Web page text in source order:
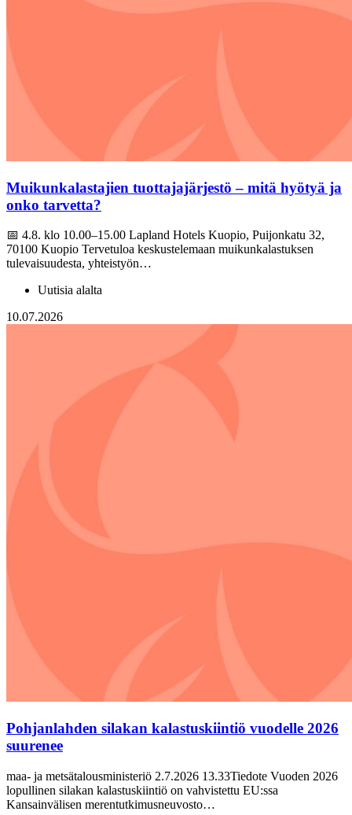
Muikunkalastajien tuottajajärjestö – mitä hyötyä ja
onko tarvetta?
📅 4.8. klo 10.00–15.00 Lapland Hotels Kuopio, Puijonkatu 32,
70100 Kuopio Tervetuloa keskustelemaan muikunkalastuksen
tulevaisuudesta, yhteistyön…
Uutisia alalta
10.07.2026
Pohjanlahden silakan kalastuskiintiö vuodelle 2026
suurenee
maa- ja metsätalousministeriö 2.7.2026 13.33Tiedote Vuoden 2026
lopullinen silakan kalastuskiintiö on vahvistettu EU:ssa
Kansainvälisen merentutkimusneuvosto…